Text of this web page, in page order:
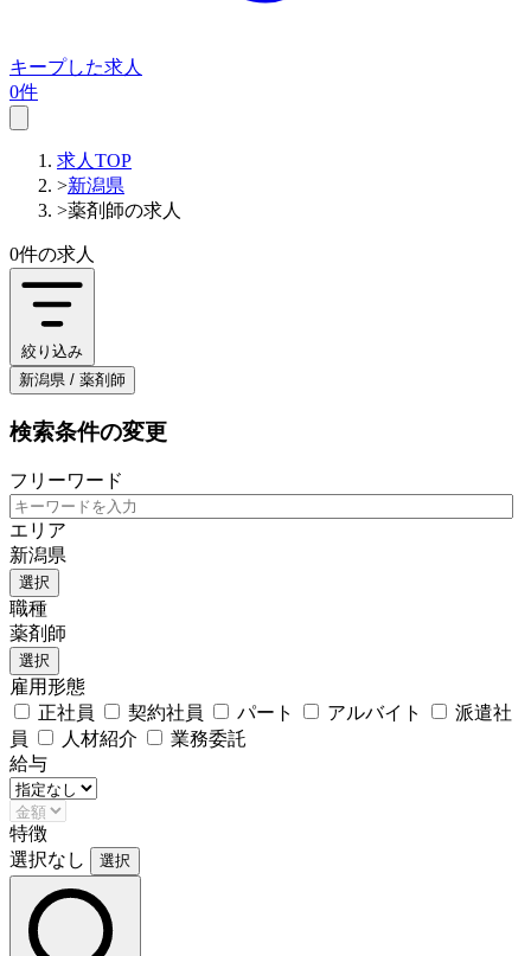
キープした求人
0件
求人TOP
>新潟県
>薬剤師の求人
0件の求人
絞り込み
新潟県 / 薬剤師
検索条件の変更
フリーワード
エリア
新潟県
選択
職種
薬剤師
選択
雇用形態
正社員
契約社員 パート アルバイト
派遣社
員
人材紹介
業務委託
給与
特徴
選択なし
選択